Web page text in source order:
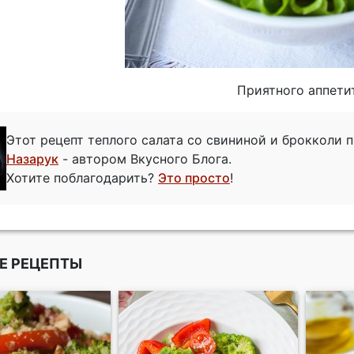
Приятного
Этот рецепт теплого салата со свининой и
Назарук - автором Вкусного Блога.
Хотите поблагодарить? Это просто!
РЕЦЕПТЫ